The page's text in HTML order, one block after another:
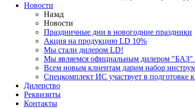
Новости
Назад
Новости
Праздничные дни в новогодние праздники
Акция на продукцию LD 10%
Мы стали дилером LD!
Мы являемся официальным дилером "БАЗ"
Всем новым клиентам дарим набор
Спецкомплект ИС участвует в подготовке
Дилерство
Реквизиты
Контакты